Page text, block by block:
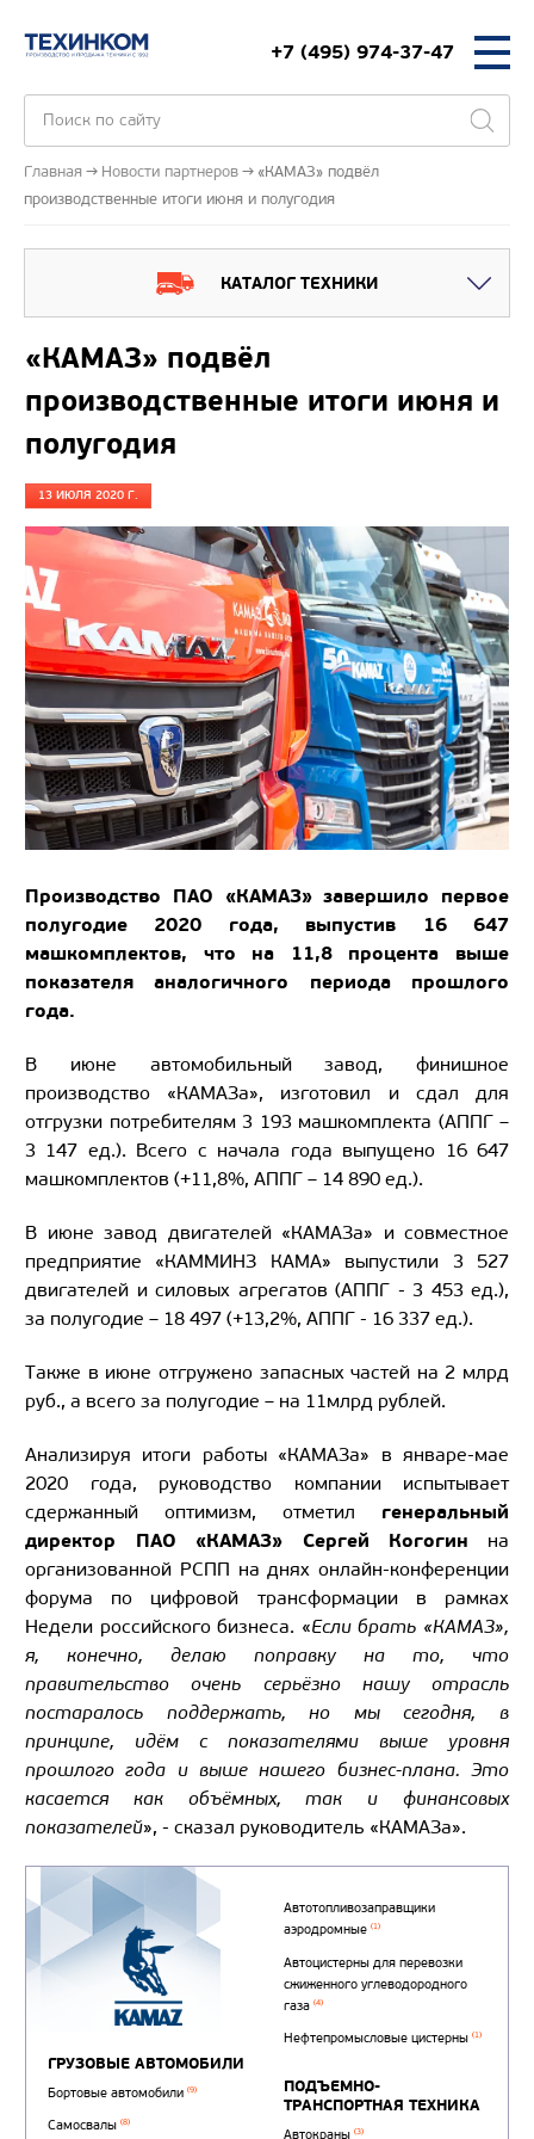
+7 (495) 974-37-47
Главная Новости партнеров
«КАМАЗ» подвёл
производственные итоги июня и полугодия
КАТАЛОГ ТЕХНИКИ
«КАМАЗ» подвёл
производственные итоги июня и
полугодия
13 ИЮЛЯ 2020 Г.
Производство ПАО «КАМАЗ» завершило первое
полугодие 2020 года, выпустив 16 647
машкомплектов, что на 11,8 процента выше
показателя аналогичного периода прошлого
года.
В июне автомобильный завод, финишное
производство «КАМАЗа», изготовил и сдал для
отгрузки потребителям 3 193 машкомплекта (АППГ –
3 147 ед.). Всего с начала года выпущено 16 647
машкомплектов (+11,8%, АППГ – 14 890 ед.).
В июне завод двигателей «КАМАЗа» и совместное
предприятие «КАММИНЗ КАМА» выпустили 3 527
двигателей и силовых агрегатов (АППГ - 3 453 ед.),
за полугодие – 18 497 (+13,2%, АППГ - 16 337 ед.).
Также в июне отгружено запасных частей на 2 млрд
руб., а всего за полугодие – на 11млрд рублей.
Анализируя итоги работы «КАМАЗа» в январе-мае
2020 года, руководство компании испытывает
сдержанный оптимизм, отметил генеральный
директор ПАО «КАМАЗ» Сергей Когогин на
организованной РСПП на днях онлайн-конференции
форума по цифровой трансформации в рамках
Недели российского бизнеса. «Если брать «КАМАЗ»,
я, конечно, делаю поправку на то, что
правительство очень серьёзно нашу отрасль
постаралось поддержать, но мы сегодня, в
принципе, идём с показателями выше уровня
прошлого года и выше нашего бизнес-плана. Это
касается как объёмных, так и финансовых
показателей», - сказал руководитель «КАМАЗа».